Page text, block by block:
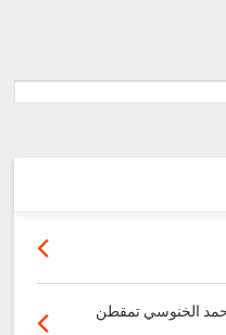
أحمد الخنوسي تمقطن